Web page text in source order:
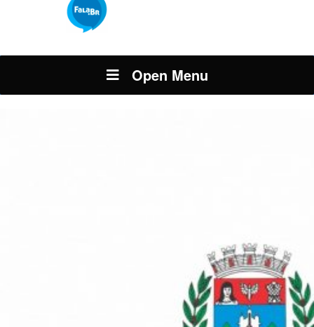
Open Menu